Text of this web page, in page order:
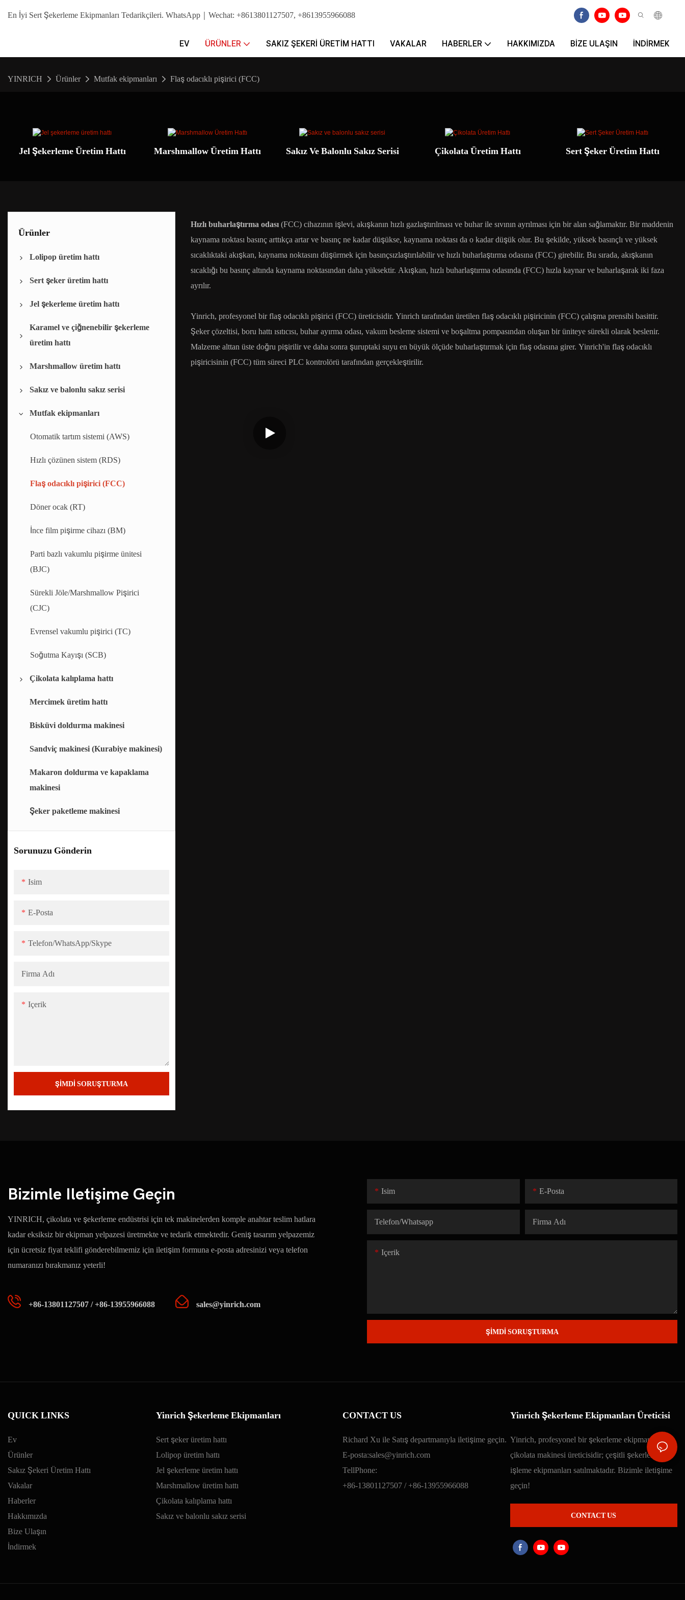
En İyi Sert Şekerleme Ekipmanları Tedarikçileri. WhatsApp｜Wechat: +8613801127507, +8613955966088
EV ÜRÜNLER SAKIZ ŞEKERI ÜRETIM HATTI VAKALAR HABERLER HAKKIMIZDA BIZE ULAŞIN İNDIRMEK
YINRICH Ürünler Mutfak ekipmanları Flaş odacıklı pişirici (FCC)
Jel Şekerleme Üretim Hattı Marshmallow Üretim Hattı Sakız Ve Balonlu Sakız Serisi Çikolata Üretim Hattı Sert Şeker Üretim Hattı
Ürünler
Lolipop üretim hattı
lolipop bırakma hattı
lolipop kalıplama hattı
Düz lolipop kalıplama ve paketleme
makinesi
Sert şeker üretim hattı
Sert şeker bırakma hattı
Sert şeker kalıplama hattı
Jel şekerleme üretim hattı
Jel şekerleme bırakma hattı
Karamel ve çiğnenebilir şekerleme
üretim hattı
Şekerleme bırakma hattı
Yumuşak şekerleme kalıplama hattı
Çiğnenebilir şeker kesme ve paketleme
Marshmallow üretim hattı
Yerleştirilmiş hatmi çizgisi
Ekstrüde edilmiş marshmallow hattı
Sakız ve balonlu sakız serisi
Yastık tipi sakız serisi
İçi boş tipte sakız çizgisi
Mutfak ekipmanları
Otomatik tartım sistemi (AWS)
Hızlı çözünen sistem (RDS)
Flaş odacıklı pişirici (FCC)
Döner ocak (RT)
İnce film pişirme cihazı (BM)
Parti bazlı vakumlu pişirme ünitesi
(BJC)
Sürekli Jöle/Marshmallow Pişirici
(CJC)
Evrensel vakumlu pişirici (TC)
Soğutma Kayışı (SCB)
Çikolata kalıplama hattı
Çikolata kaplama makinesi
Mercimek üretim hattı
Bisküvi doldurma makinesi
Sandviç makinesi (Kurabiye makinesi)
Makaron doldurma ve kapaklama
makinesi
Şeker paketleme makinesi
Sorunuzu Gönderin
Isim
E-Posta
Telefon/WhatsApp/Skype
Firma Adı
Içerik
ŞIMDI SORUŞTURMA
Hızlı buharlaştırma odası(FCC) cihazının işlevi, akışkanın hızlı gazlaştırılması ve buhar ile sıvının ayrılması için bir alan sağlamaktır. Bir maddenin
kaynama noktası basınç arttıkça artar ve basınç ne kadar düşükse, kaynama noktası da o kadar düşük olur. Bu şekilde, yüksek basınçlı ve yüksek
sıcaklıktaki akışkan, kaynama noktasını düşürmek için basınçsızlaştırılabilir ve hızlı buharlaştırma odasına (FCC) girebilir. Bu sırada, akışkanın
sıcaklığı bu basınç altında kaynama noktasından daha yüksektir. Akışkan, hızlı buharlaştırma odasında (FCC) hızla kaynar ve buharlaşarak iki faza
ayrılır.
Yinrich, profesyonel bir flaş odacıklı pişirici (FCC) üreticisidir. Yinrich tarafından üretilen flaş odacıklı pişiricinin (FCC) çalışma prensibi basittir.
Şeker çözeltisi, boru hattı ısıtıcısı, buhar ayırma odası, vakum besleme sistemi ve boşaltma pompasından oluşan bir üniteye sürekli olarak beslenir.
Malzeme alttan üste doğru pişirilir ve daha sonra şuruptaki suyu en büyük ölçüde buharlaştırmak için flaş odasına girer. Yinrich'in flaş odacıklı
pişiricisinin (FCC) tüm süreci PLC kontrolörü tarafından gerçekleştirilir.
Bizimle Iletişime Geçin
YINRICH, çikolata ve şekerleme endüstrisi için tek makinelerden komple anahtar teslim hatlara
kadar eksiksiz bir ekipman yelpazesi üretmekte ve tedarik etmektedir. Geniş tasarım yelpazemiz
için ücretsiz fiyat teklifi gönderebilmemiz için iletişim formuna e-posta adresinizi veya telefon
numaranızı bırakmanız yeterli!
+86-13801127507 / +86-13955966088 sales@yinrich.com
Isim E-Posta
Telefon/whatsapp Firma Adı
Içerik
ŞIMDI SORUŞTURMA
QUICK LINKS
Ev
Ürünler
Sakız Şekeri Üretim Hattı
Vakalar
Haberler
Hakkımızda
Bize Ulaşın
İndirmek
Yinrich Şekerleme Ekipmanları
Sert şeker üretim hattı
Lolipop üretim hattı
Jel şekerleme üretim hattı
Marshmallow üretim hattı
Çikolata kalıplama hattı
Sakız ve balonlu sakız serisi
CONTACT US
Richard Xu ile Satış departmanıyla iletişime geçin.
E-posta:sales@yinrich.com
TellPhone:
+86-13801127507 / +86-13955966088
Yinrich Şekerleme Ekipmanları Üreticisi
Yinrich, profesyonel bir şekerleme ekipmanı ve
çikolata makinesi üreticisidir; çeşitli şekerleme
işleme ekipmanları satılmaktadır. Bizimle iletişime
geçin!
CONTACT US